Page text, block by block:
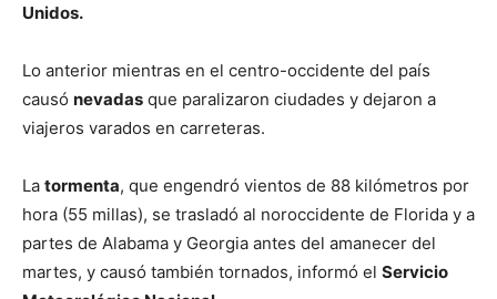
Unidos.
Lo anterior mientras en el centro-occidente del país
causó nevadas que paralizaron ciudades y dejaron a
viajeros varados en carreteras.
La tormenta, que engendró vientos de 88 kilómetros por
hora (55 millas), se trasladó al noroccidente de Florida y a
partes de Alabama y Georgia antes del amanecer del
martes, y causó también tornados, informó el Servicio